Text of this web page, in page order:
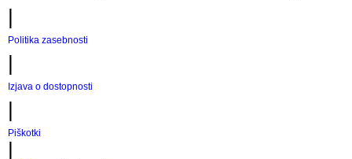
Politika zasebnosti
Izjava o dostopnosti
Piškotki